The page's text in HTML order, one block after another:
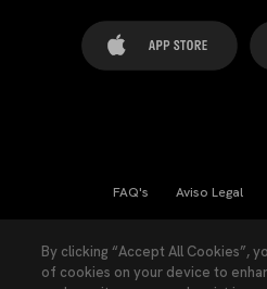
FAQ's Aviso Legal
Ley Transparencia
By clicking “Accept All Cookies”,
of cookies on your device to